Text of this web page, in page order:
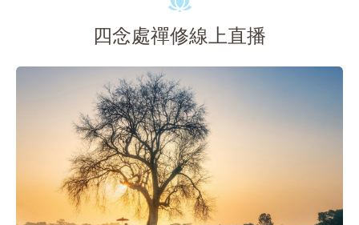
四念處禪修線上直播